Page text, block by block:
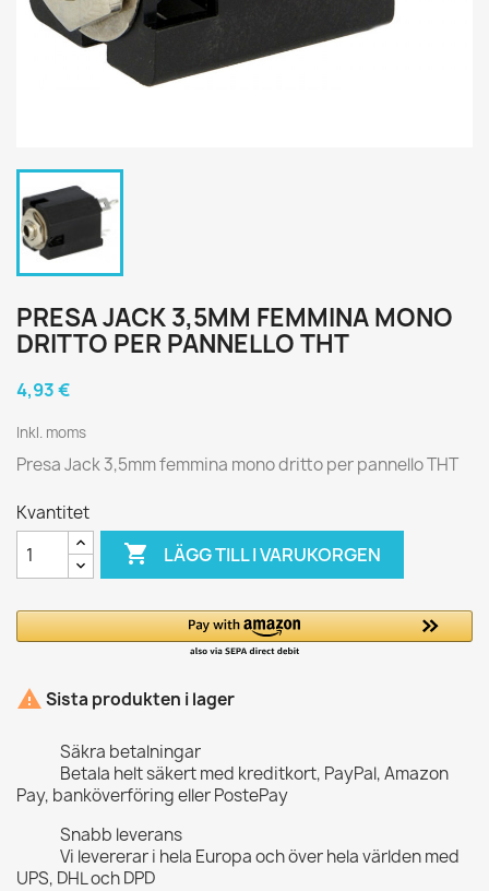
PRESA JACK 3,5MM FEMMINA MONO
DRITTO PER PANNELLO THT
4,93 €
Inkl. moms
Presa Jack 3,5mm femmina mono dritto per pannello THT
Kvantitet
 LÄGG TILL I VARUKORGEN
 Sista produkten i lager
Säkra betalningar
Betala helt säkert med kreditkort, PayPal, Amazon
Pay, banköverföring eller PostePay
Snabb leverans
Vi levererar i hela Europa och över hela världen med
UPS, DHL och DPD